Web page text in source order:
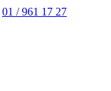
01 / 961 17 27